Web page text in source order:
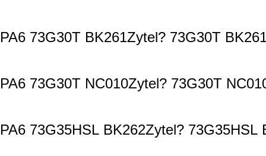
PA6 73G30T BK261Zytel? 73G30T
PA6 73G30T NC010Zytel? 73G30T
PA6 73G35HSL BK262Zytel?